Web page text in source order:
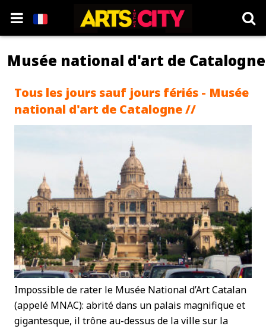
Musée national d'art de Catalogne
Tous les jours sauf jours fériés - Musée
national d'art de Catalogne //
Impossible de rater le Musée National d’Art Catalan
(appelé MNAC): abrité dans un palais magnifique et
gigantesque, il trône au-dessus de la ville sur la